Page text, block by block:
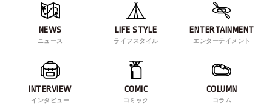
NEWS
ニュース
LIFE STYLE
ライフスタイル
ENTERTAINMENT
エンターテイメント
INTERVIEW
インタビュー
COMIC
コミック
COLUMN
コラム